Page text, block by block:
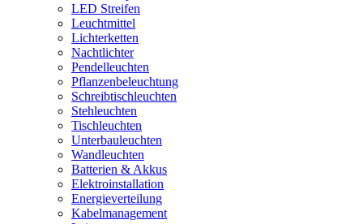
LED Streifen
Leuchtmittel
Lichterketten
Nachtlichter
Pendelleuchten
Pflanzenbeleuchtung
Schreibtischleuchten
Stehleuchten
Tischleuchten
Unterbauleuchten
Wandleuchten
Batterien & Akkus
Elektroinstallation
Energieverteilung
Kabelmanagement